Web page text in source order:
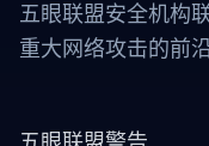
五眼联盟安全机构
重大网络攻击的前